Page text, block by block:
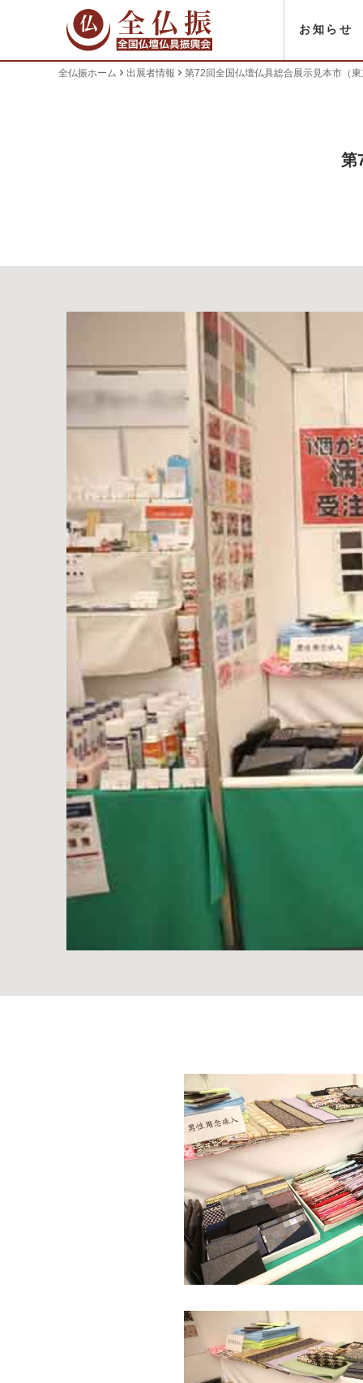
お知らせ
全仏振ホーム 出展者情報 第72回全国仏壇仏具総合展示見本市（
第